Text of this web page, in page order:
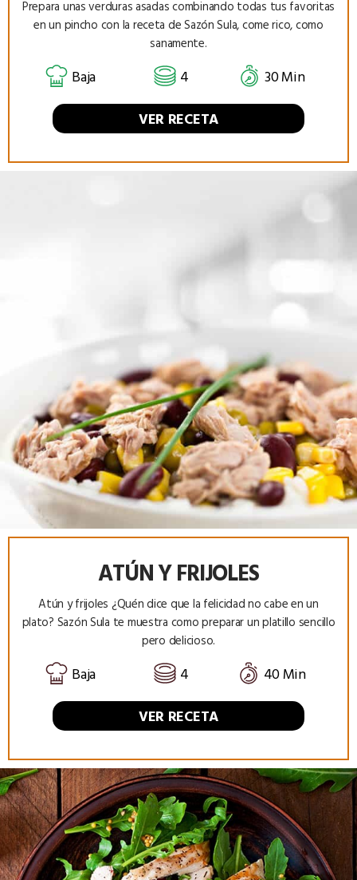
Prepara unas verduras asadas combinando todas tus favoritas
en un pincho con la receta de Sazón Sula, come rico, como
sanamente.
Baja 4
30 Min
VER RECETA
ATÚN Y FRIJOLES
Atún y frijoles ¿Quén dice que la felicidad no cabe en un
plato? Sazón Sula te muestra como preparar un platillo sencillo
pero delicioso.
Baja 4
40 Min
VER RECETA